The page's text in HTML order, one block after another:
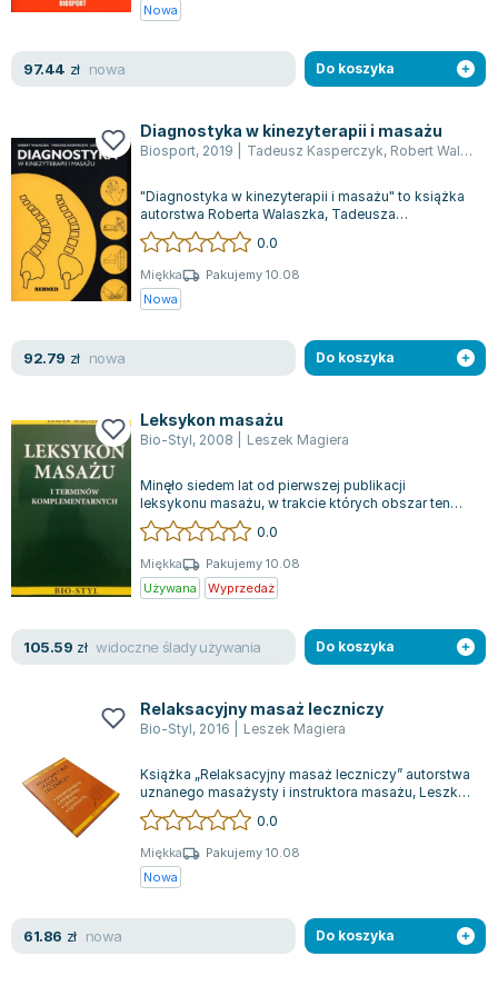
Książki do nauk przyrodniczych dla studentów
Książki do nauk społecznych dla studentów
Prawo - książki dla studentów
Technologia żywności - książki
Zarządzanie i marketing - książki
Nauka języków obcych - książki
Podręczniki dla nauczycieli - metodyka
Repetytoria, testy i materiały pomocnicze
Wanda Chotomska
Clive Staples Lewis
Martyna Wojciechowska
Melissa De la Cruz
Blanka Lipińska
Jaś Kapela
Agatha Christie
Marcin Kowalczyk
Joanna Jabłczyńska
Piotr Kościelny
Jan Piński
Katarzyna Miller
Lew Tołstoj
Marcin Meller
Paulina Młynarska
ks. Piotr Pawlukiewicz
Jarosław Sokołowski
Piotr Semka
Nowa
97.44 zł nowa Do koszyka
Diagnostyka w kinezyterapii i masażu
Biosport, 2019 Tadeusz Kasperczyk, Robert Walaszek
"Diagnostyka w kinezyterapii i masażu" to książka
autorstwa Roberta Walaszka, Tadeusza
Kasperczyka i Leszka Magiery, która jako pi...
0.0
Miękka
Pakujemy 10.08
Nowa
92.79 zł nowa Do koszyka
Leksykon masażu
Bio-Styl, 2008 Leszek Magiera
Minęło siedem lat od pierwszej publikacji
leksykonu masażu, w trakcie których obszar ten
przeszedł wiele zmian i pojawiły się nowe...
0.0
Miękka
Pakujemy 10.08
Używana
Wyprzedaż
105.59 zł widoczne ślady używania Do koszyka
Relaksacyjny masaż leczniczy
Bio-Styl, 2016 Leszek Magiera
Książka „Relaksacyjny masaż leczniczy” autorstwa
uznanego masażysty i instruktora masażu, Leszka
Magiery, odkrywa przed czytelnika...
0.0
Miękka
Pakujemy 10.08
Nowa
61.86 zł nowa Do koszyka